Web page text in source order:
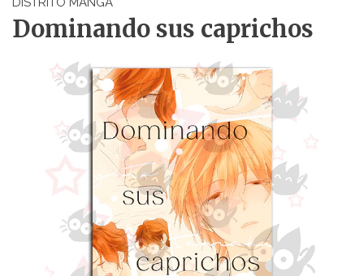
Dominando sus caprichos